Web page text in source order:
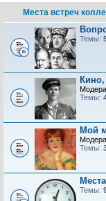
Места встреч
Темы:
Темы:
Мой
Темы:
Темы: